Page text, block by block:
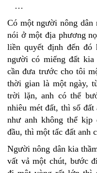
…
Có một người nông dân
nói ở một địa phương
liền quyết định đến đó
người có miếng đất
cần đưa trước cho tôi
thời gian là một ngày,
trời lặn, anh có thể
nhiêu mét đất, thì số đất
như anh không thể
đầu, thì một tấc đất anh
Người nông dân kia
vất vả một chút, bước